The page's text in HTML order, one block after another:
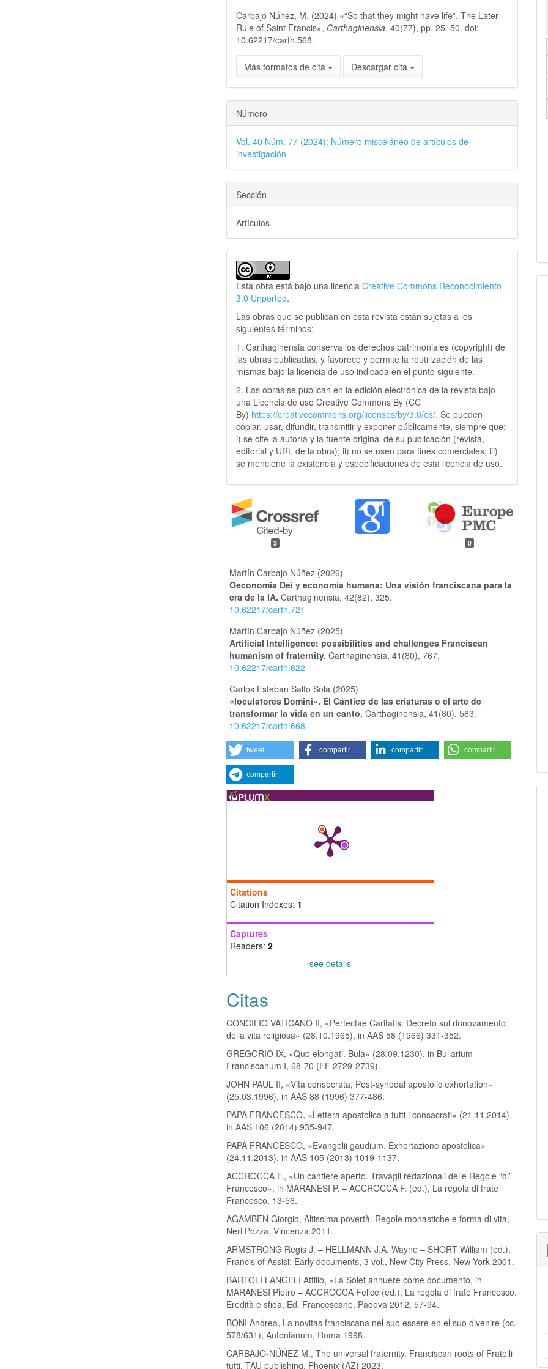
Carbajo Núñez, M. (2024) «“So that they might have life”. The Later
Rule of Saint Francis», Carthaginensia, 40(77), pp. 25–50. doi:
10.62217/carth.568.
Más formatos de cita Descargar cita
Número
Vol. 40 Núm. 77 (2024): Número misceláneo de artículos de
investigación
Sección
Artículos
Esta obra está bajo una licenciaCreative Commons Reconocimiento
3.0 Unported.
Las obras que se publican en esta revista están sujetas a los
siguientes términos:
1. Carthaginensia conserva los derechos patrimoniales (copyright) de
las obras publicadas, y favorece y permite la reutilización de las
mismas bajo la licencia de uso indicada en el punto siguiente.
2. Las obras se publican en la edición electrónica de la revista bajo
una Licencia de uso Creative Commons By (CC
By) https://creativecommons.org/licenses/by/3.0/es/.Se pueden
copiar, usar, difundir, transmitir y exponer públicamente, siempre que:
i) se cite la autoría y la fuente original de su publicación (revista,
editorial y URL de la obra); ii) no se usen para fines comerciales; iii)
se mencione la existencia y especificaciones de esta licencia de uso.
3 0
Martín Carbajo Núñez (2026)
Oeconomia Dei y economía humana: Una visión franciscana para la
era de la IA.Carthaginensia,42(82),325.
10.62217/carth.721
Martín Carbajo Núñez (2025)
Artificial Intelligence: possibilities and challenges Franciscan
humanism of fraternity.Carthaginensia,41 (80),767.
10.62217/carth.622
Carlos Esteban Salto Sola (2025)
«Ioculatores Domini». El Cántico de las criaturas o el arte de
transformar la vida en un canto.Carthaginensia,41 (80),583.
10.62217/carth.668
tweet compartir compartir compartir
compartir
Citations
Citation Indexes: 1
Captures
Readers:2
see details
Citas
CONCILIO VATICANO II, «Perfectae Caritatis. Decreto sul rinnovamento
della vita religiosa» (28.10.1965), in AAS 58 (1966) 331-352.
GREGORIO IX, «Quo elongati. Bula» (28.09.1230), in Bullarium
Franciscanum I, 68-70 (FF 2729-2739).
JOHN PAUL II, «Vita consecrata, Post-synodal apostolic exhortation»
(25.03.1996), in AAS 88 (1996) 377-486.
PAPA FRANCESCO, «Lettera apostolica a tutti i consacrati» (21.11.2014),
in AAS 106 (2014) 935-947.
PAPA FRANCESCO, «Evangelii gaudium. Exhortazione apostolica»
(24.11.2013), in AAS 105 (2013) 1019-1137.
ACCROCCA F., «Un cantiere aperto. Travagli redazionali delle Regole “di”
Francesco», in MARANESI P. – ACCROCCA F. (ed.), La regola di frate
Francesco, 13-56.
AGAMBEN Giorgio, Altissima povertà. Regole monastiche e forma di vita,
Neri Pozza, Vincenza 2011.
ARMSTRONG Regis J. – HELLMANN J.A. Wayne – SHORT William (ed.),
Francis of Assisi: Early documents, 3 vol., New City Press, New York 2001.
BARTOLI LANGELI Attilio, «La Solet annuere come documento, in
MARANESI Pietro – ACCROCCA Felice (ed.), La regola di frate Francesco.
Eredità e sfida, Ed. Francescane, Padova 2012, 57-94.
BONI Andrea, La novitas franciscana nel suo essere en el suo divenire (cc.
578/631), Antonianum, Roma 1998.
CARBAJO-NÚÑEZ M., The universal fraternity. Franciscan roots of Fratelli
tutti, TAU publishing, Phoenix (AZ) 2023.